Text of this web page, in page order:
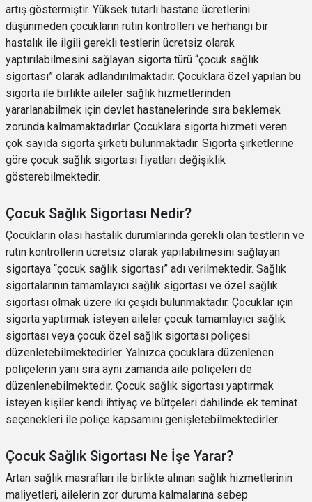
artış göstermiştir. Yüksek tutarlı hastane ücretlerini
düşünmeden çocukların rutin kontrolleri ve herhangi bir
hastalık ile ilgili gerekli testlerin ücretsiz olarak
yaptırılabilmesini sağlayan sigorta türü “çocuk sağlık
sigortası” olarak adlandırılmaktadır. Çocuklara özel yapılan bu
sigorta ile birlikte aileler sağlık hizmetlerinden
yararlanabilmek için devlet hastanelerinde sıra beklemek
zorunda kalmamaktadırlar. Çocuklara sigorta hizmeti veren
çok sayıda sigorta şirketi bulunmaktadır. Sigorta şirketlerine
göre çocuk sağlık sigortası fiyatları değişiklik
gösterebilmektedir.
Çocuk Sağlık Sigortası Nedir?
Çocukların olası hastalık durumlarında gerekli olan testlerin ve
rutin kontrollerin ücretsiz olarak yapılabilmesini sağlayan
sigortaya “çocuk sağlık sigortası” adı verilmektedir. Sağlık
sigortalarının tamamlayıcı sağlık sigortası ve özel sağlık
sigortası olmak üzere iki çeşidi bulunmaktadır. Çocuklar için
sigorta yaptırmak isteyen aileler çocuk tamamlayıcı sağlık
sigortası veya çocuk özel sağlık sigortası poliçesi
düzenletebilmektedirler. Yalnızca çocuklara düzenlenen
poliçelerin yanı sıra aynı zamanda aile poliçeleri de
düzenlenebilmektedir. Çocuk sağlık sigortası yaptırmak
isteyen kişiler kendi ihtiyaç ve bütçeleri dahilinde ek teminat
seçenekleri ile poliçe kapsamını genişletebilmektedirler.
Çocuk Sağlık Sigortası Ne İşe Yarar?
Artan sağlık masrafları ile birlikte alınan sağlık hizmetlerinin
maliyetleri, ailelerin zor duruma kalmalarına sebep